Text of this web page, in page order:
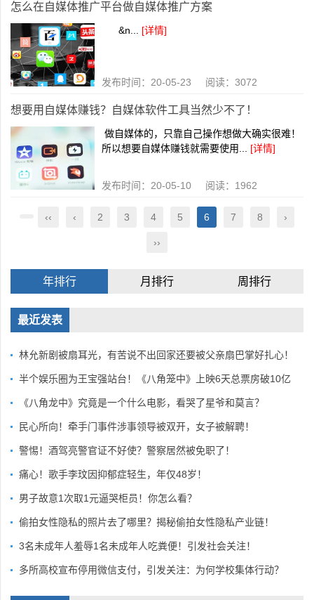
怎么在自媒体推广平台做自媒体推广方案
&n... [详情]
发布时间：20-05-23 阅读：3072
想要用自媒体赚钱？自媒体软件工具当然少不了！
做自媒体的，只靠自己操作想做大确实很难！
所以想要自媒体赚钱就需要使用... [详情]
发布时间：20-05-10 阅读：1962
‹‹ ‹ 2 3 4 5 6 7 8 ›
››
年排行 月排行 周排行
最近发表
林允新剧被扇耳光，有苦说不出回家还要被父亲扇巴掌好扎心！
半个娱乐圈为王宝强站台！《八角笼中》上映6天总票房破10亿
《八角龙中》究竟是一个什么电影，看哭了星爷和莫言？
民心所向！牵手门事件涉事领导被双开，女子被解聘！
警惕！酒驾亮警官证不好使？警察居然被免职了！
痛心！歌手李玟因抑郁症轻生，年仅48岁！
男子故意1次取1元逼哭柜员！你怎么看？
偷拍女性隐私的照片去了哪里？揭秘偷拍女性隐私产业链！
3名未成年人羞辱1名未成年人吃粪便！引发社会关注！
多所高校宣布停用微信支付，引发关注：为何学校集体行动？